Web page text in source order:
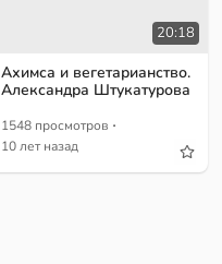
20:18
Ахимса и вегетарианство.
Александра Штукатурова
1548 просмотров ·
10 лет назад